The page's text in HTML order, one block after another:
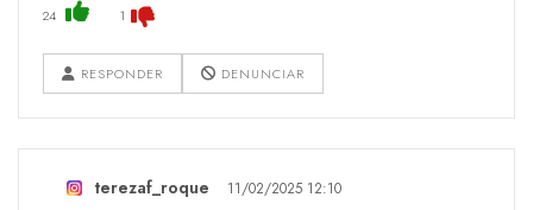
24 1
RESPONDER DENUNCIAR
terezaf_roque 11/02/2025 12:10